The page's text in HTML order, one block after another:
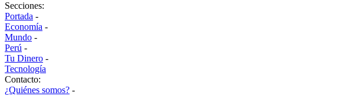
Secciones:
Portada -
Economía -
Mundo -
Perú -
Tu Dinero -
Tecnología
Contacto:
¿Quiénes somos? -